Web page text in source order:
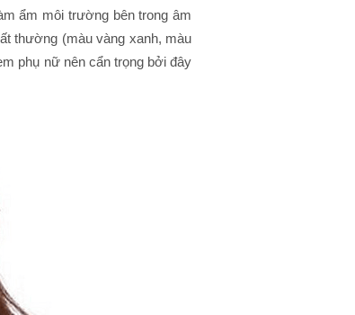
ẩm môi trường bên trong âm
thường (màu vàng xanh, màu
phụ nữ nên cẩn trọng bởi đây